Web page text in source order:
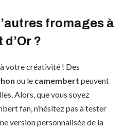
fromages à
?
votre créativité ! Des
ou le camembert peuvent
Alors, que vous soyez
fan, n’hésitez pas à tester
version personnalisée de la